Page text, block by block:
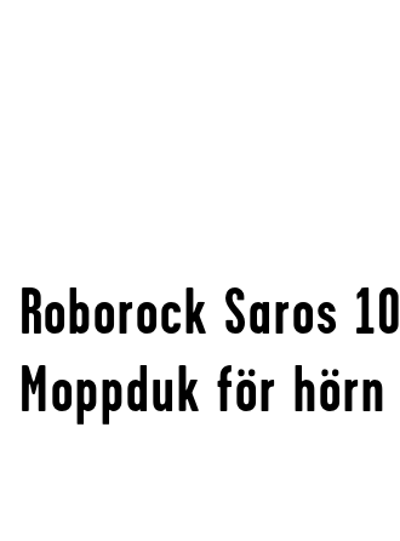
Roborock Saros 10
Moppduk för hörn